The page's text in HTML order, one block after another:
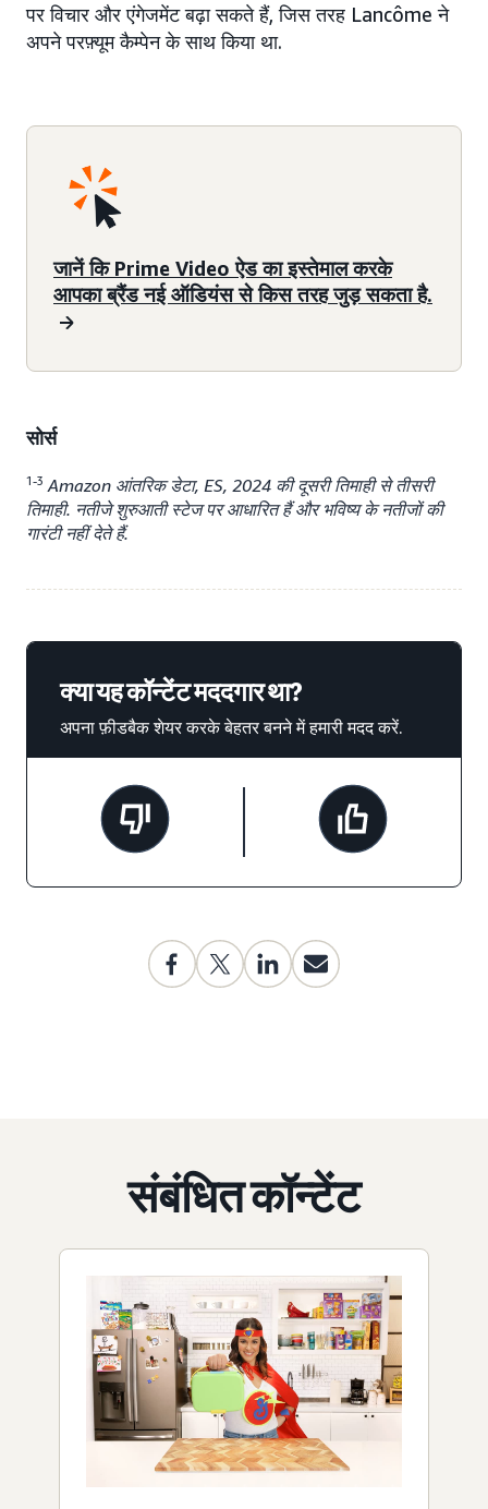
पर विचार और एंगेजमेंट बढ़ा सकते हैं, जिस तरह Lancôme ने
अपने परफ़्यूम कैम्पेन के साथ किया था.
जानें कि Prime Video ऐड का इस्तेमाल करके
आपका ब्रैंड नई ऑडियंस से किस तरह जुड़ सकता है.
सोर्स
1-3 Amazon आंतरिक डेटा, ES, 2024 की दूसरी तिमाही से तीसरी
तिमाही. नतीजे शुरुआती स्टेज पर आधारित हैं और भविष्य के नतीजों की
गारंटी नहीं देते हैं.
क्या यह कॉन्टेंट मददगार था?
अपना फ़ीडबैक शेयर करके बेहतर बनने में हमारी मदद करें.
संबंधित कॉन्टेंट